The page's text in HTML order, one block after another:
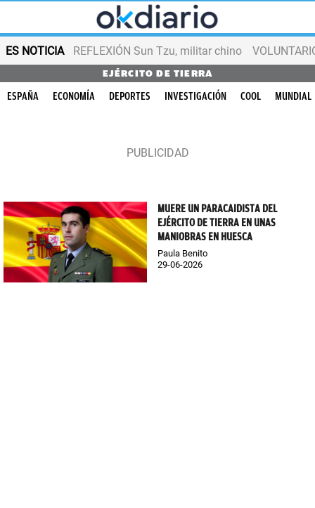
ES NOTICIA REFLEXIÓN Sun Tzu, militar chino
EJÉRCITO DE TIERRA
ESPAÑA ECONOMÍA DEPORTES INVESTIGACIÓN COOL MUNDIAL
MUERE UN PARACAIDISTA DEL
EJÉRCITO DE TIERRA EN UNAS
MANIOBRAS EN HUESCA
Paula Benito
29-06-2026